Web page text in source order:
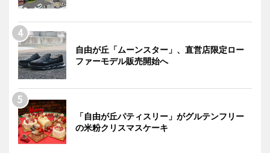
自由が丘「ムーンスター」、直営店限定ロー
ファーモデル販売開始へ
「自由が丘パティスリー」がグルテンフリー
の米粉クリスマスケーキ